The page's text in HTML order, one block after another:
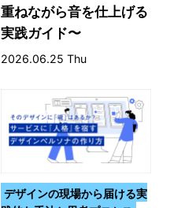
重ねながら音を仕上げる
実践ガイド〜
2026.06.25 Thu
デザインの現場から届ける実